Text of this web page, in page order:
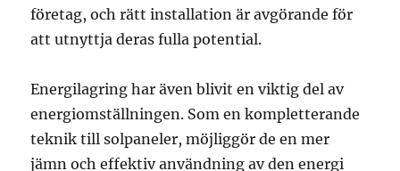
företag, och rätt installation är avgörande för
att utnyttja deras fulla potential.
Energilagring har även blivit en viktig del av
energiomställningen. Som en kompletterande
teknik till solpaneler, möjliggör de en mer
jämn och effektiv användning av den energi